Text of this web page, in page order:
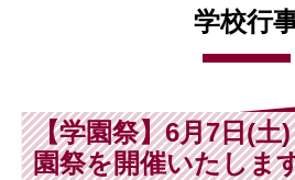
学校行
【学園祭】6月7日(土
園祭を開催いたしま